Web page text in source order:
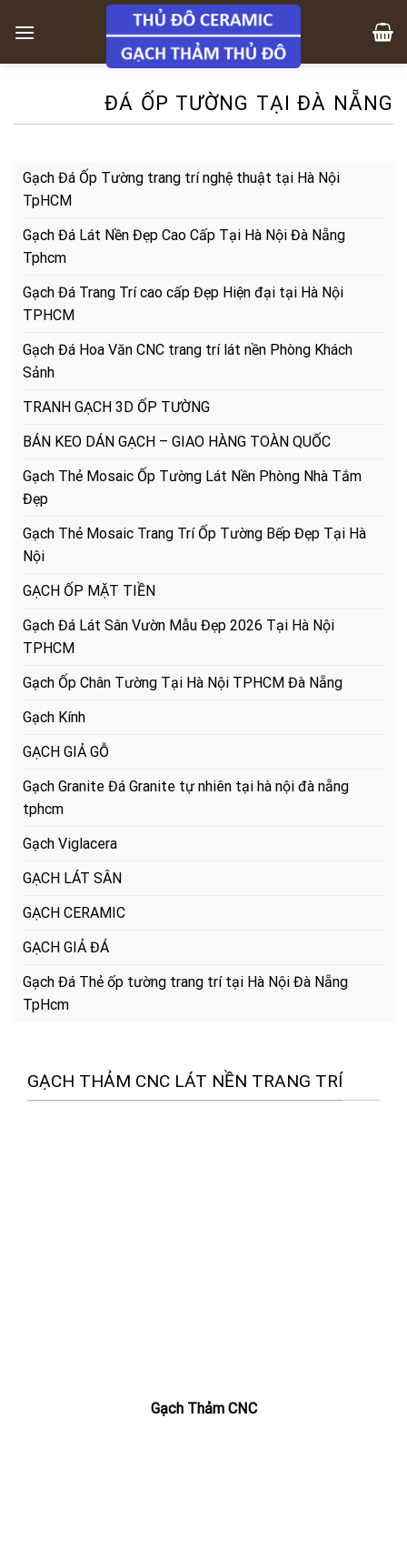
ĐÁ ỐP TƯỜNG TẠI ĐÀ NẴNG
Gạch Đá Ốp Tường trang trí nghệ thuật tại Hà Nội
TpHCM
Gạch Đá Lát Nền Đẹp Cao Cấp Tại Hà Nội Đà Nẵng
Tphcm
Gạch Đá Trang Trí cao cấp Đẹp Hiện đại tại Hà Nội
TPHCM
Gạch Đá Hoa Văn CNC trang trí lát nền Phòng Khách
Sảnh
TRANH GẠCH 3D ỐP TƯỜNG
BÁN KEO DÁN GẠCH – GIAO HÀNG TOÀN QUỐC
Gạch Thẻ Mosaic Ốp Tường Lát Nền Phòng Nhà Tắm
Đẹp
Gạch Thẻ Mosaic Trang Trí Ốp Tường Bếp Đẹp Tại Hà
Nội
GẠCH ỐP MẶT TIỀN
Gạch Đá Lát Sân Vườn Mẫu Đẹp 2026 Tại Hà Nội
TPHCM
Gạch Ốp Chân Tường Tại Hà Nội TPHCM Đà Nẵng
Gạch Kính
GẠCH GIẢ GỖ
Gạch Granite Đá Granite tự nhiên tại hà nội đà nẵng
tphcm
Gạch Viglacera
GẠCH LÁT SÂN
GẠCH CERAMIC
GẠCH GIẢ ĐÁ
Gạch Đá Thẻ ốp tường trang trí tại Hà Nội Đà Nẵng
TpHcm
GẠCH THẢM CNC LÁT NỀN TRANG TRÍ
Gạch Thảm CNC